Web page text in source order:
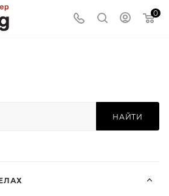
0
НАЙТИ